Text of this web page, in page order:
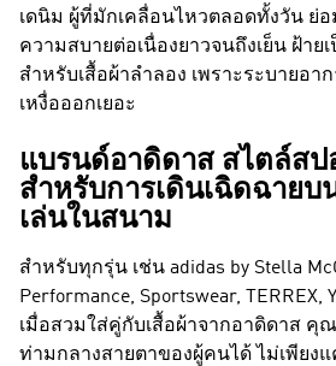
เดนิม ผู้ที่มักเคลื่อนไหวตลอดทั้งวัน ย่
ความสบายต่อเนื่องยาวจนถึงเย็น ฝ้าย
สำหรับเสื้อผ้าลำลอง เพราะระบายอา
เหงื่อออกเยอะ
แบรนด์อาดิดาส สไตล์ส
สำหรับการเดินเฉิดฉาย
เล่นในสนาม
สำหรับทุกรุ่น เช่น adidas by Stella
Performance, Sportswear, TERREX,
เมื่อสวมใส่คู่กับเสื้อผ้าจากอาดิดาส คุ
ท่ามกลางสายตาของผู้คนได้ ไม่เพียง